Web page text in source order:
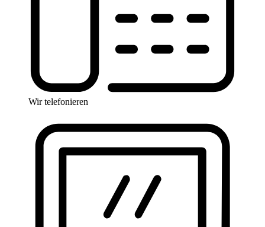
Wir telefonieren